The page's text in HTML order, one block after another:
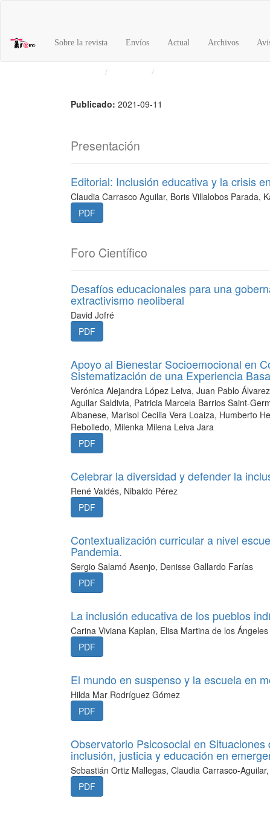
principal
Barra
Sobre la revista Envíos Actual Archivos
Publicado: 2021-09-11
Presentación
Editorial: Inclusión educativa y la crisis
Claudia Carrasco Aguilar, Boris Villalobos Parada,
PDF
Foro Científico
Desafíos educacionales para una
extractivismo neoliberal
David Jofré
PDF
Apoyo al Bienestar Socioemocional en
Sistematización de una Experiencia
Verónica Alejandra López Leiva, Juan Pablo
Aguilar Saldivia, Patricia Marcela Barrios Saint-
Albanese, Marisol Cecilia Vera Loaiza, Humberto
Rebolledo, Milenka Milena Leiva Jara
PDF
Celebrar la diversidad y defender la
René Valdés, Nibaldo Pérez
PDF
Contextualización curricular a nivel
Pandemia.
Sergio Salamó Asenjo, Denisse Gallardo Farías
PDF
La inclusión educativa de los pueblos
Carina Viviana Kaplan, Elisa Martina de los
PDF
El mundo en suspenso y la escuela en
Hilda Mar Rodríguez Gómez
PDF
Observatorio Psicosocial en
inclusión, justicia y educación en
Sebastián Ortiz Mallegas, Claudia Carrasco-
PDF